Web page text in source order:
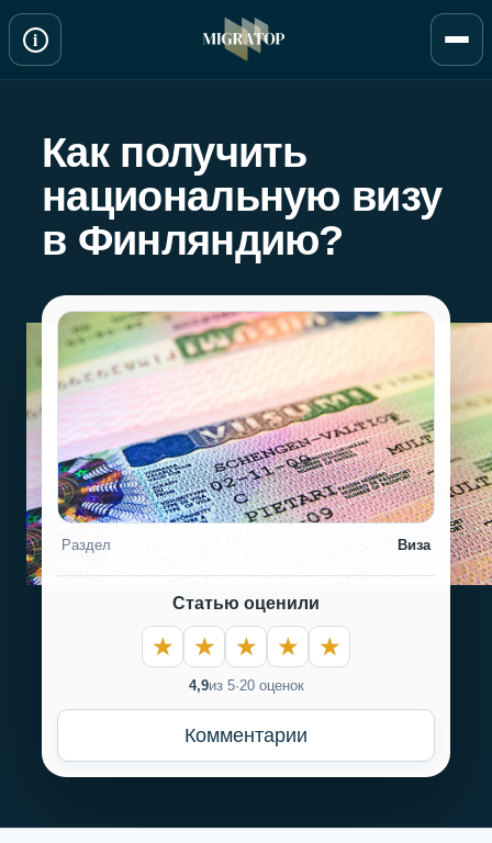
Перейти
i
Как получить
национальную визу
в Финляндию?
Раздел Виза
Статью оценили
4,9из 5·20 оценок
Комментарии